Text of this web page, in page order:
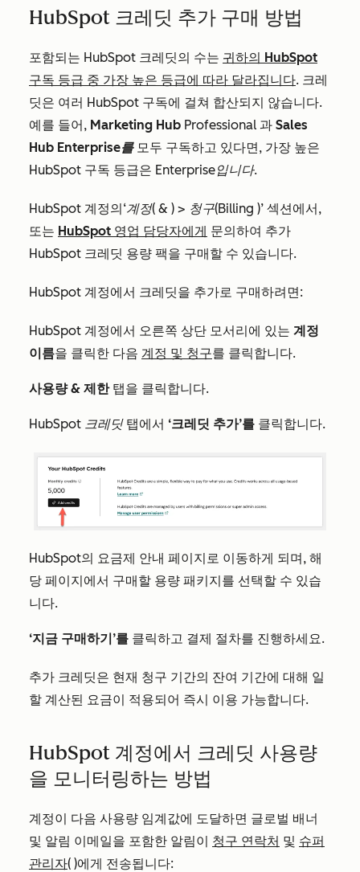
HubSpot 크레딧 추가 구매 방법
포함되는 HubSpot 크레딧의 수는 귀하의 HubSpot
구독 등급 중 가장 높은 등급에 따라 달라집니다. 크레
딧은 여러 HubSpot 구독에 걸쳐 합산되지 않습니다.
예를 들어, Marketing Hub Professional 과 Sales
Hub Enterprise를 모두 구독하고 있다면, 가장 높은
HubSpot 구독 등급은 Enterprise입니다.
HubSpot 계정의 ‘계정( & ) > 청구(Billing )’ 섹션에서,
또는 HubSpot 영업 담당자에게 문의하여 추가
HubSpot 크레딧 용량 팩을 구매할 수 있습니다.
HubSpot 계정에서 크레딧을 추가로 구매하려면:
HubSpot 계정에서 오른쪽 상단 모서리에 있는 계정
이름을 클릭한 다음 계정 및 청구를 클릭합니다.
사용량 & 제한탭을 클릭합니다.
HubSpot 크레딧탭에서 ‘크레딧 추가’를 클릭합니다.
HubSpot의 요금제 안내 페이지로 이동하게 되며, 해
당 페이지에서 구매할 용량 패키지를 선택할 수 있습
니다.
‘지금 구매하기’를 클릭하고 결제 절차를 진행하세요.
추가 크레딧은 현재 청구 기간의 잔여 기간에 대해 일
할 계산된 요금이 적용되어 즉시 이용 가능합니다.
HubSpot 계정에서 크레딧 사용량
을 모니터링하는 방법
계정이 다음 사용량 임계값에 도달하면 글로벌 배너
및 알림 이메일을 포함한 알림이 청구 연락처 및 슈퍼
관리자( )에게 전송됩니다: